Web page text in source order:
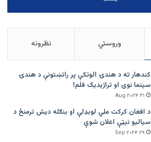
وروستي نظرونه
کندهار ته د هندۍ الوتکې پر راتښتونې د هندۍ
سینما نوی او تراژيديک فلم!
۳۱ Aug ۲۰۲۴
د افغان کرکت ملي لوبډلې او بنګله دیش ترمنځ د
سیالیو نیټې اعلان شوې
۲۹ Sep ۲۰۲۴